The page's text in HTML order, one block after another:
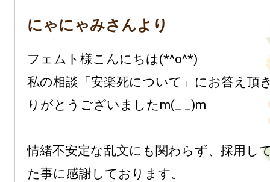
にゃにゃみさんより
フェムト様こんにちは(*^o^*)
私の相談「安楽死について」にお答え頂
りがとうございましたm(_ _)m
情緒不安定な乱文にも関わらず、採用し
た事に感謝しております。